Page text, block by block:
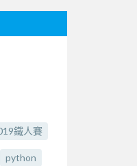
鐵人賽
python